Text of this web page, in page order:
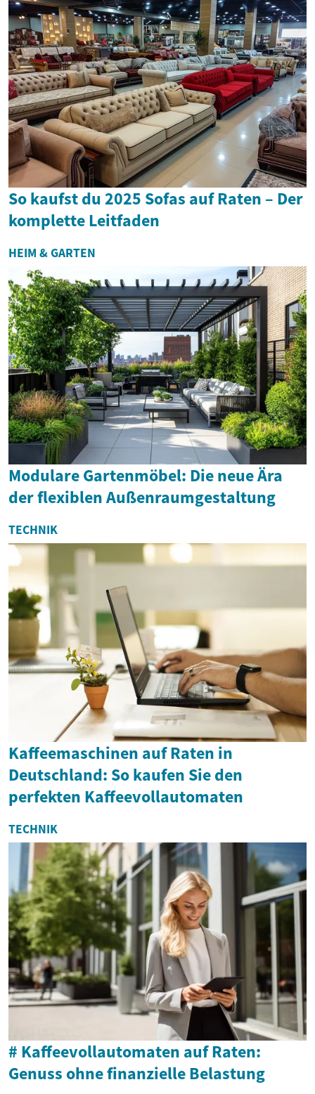
So kaufst du 2025 Sofas auf Raten – Der
komplette Leitfaden
HEIM & GARTEN
Modulare Gartenmöbel: Die neue Ära
der flexiblen Außenraumgestaltung
TECHNIK
Kaffeemaschinen auf Raten in
Deutschland: So kaufen Sie den
perfekten Kaffeevollautomaten
TECHNIK
# Kaffeevollautomaten auf Raten:
Genuss ohne finanzielle Belastung